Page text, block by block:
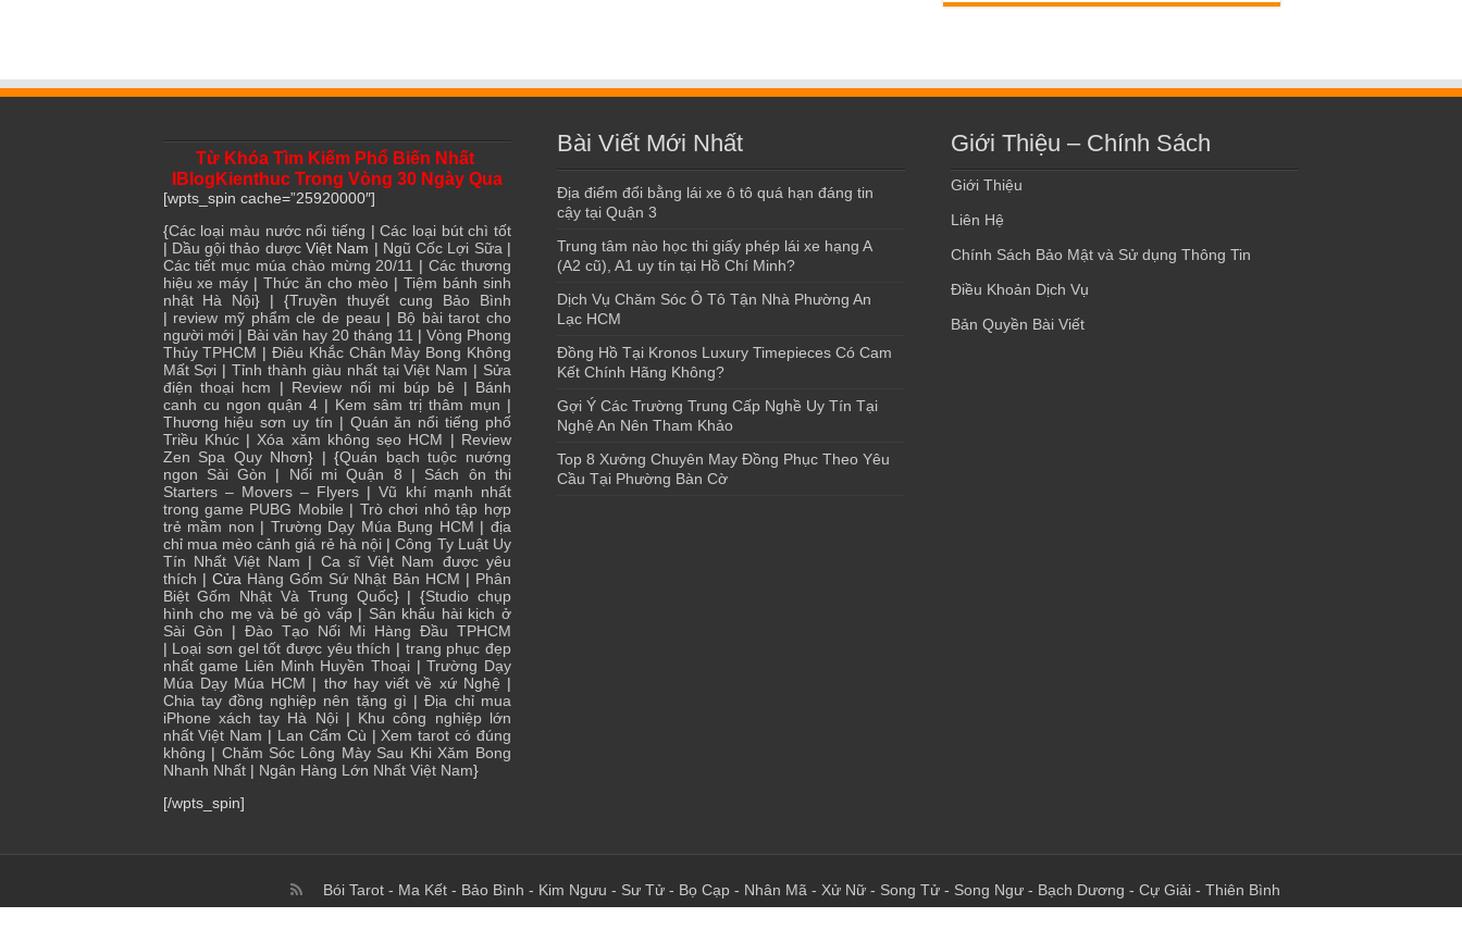
Từ Khóa Tìm Kiếm Phổ Biến Nhất
IBlogKienthuc Trong Vòng 30 Ngày Qua
[wpts_spin cache=”25920000″]
{Các loại màu nước nổi tiếng |Các loại bút chì tốt
| Dầu gội thảo dượcViệt Nam | Ngũ Cốc Lợi Sữa |
Các tiết mục múa chào mừng 20/11 |Các thương
hiệu xe máy |Thức ăn cho mèo |Tiệm bánh sinh
nhật Hà Nội} | {Truyền thuyết cung Bảo Bình
| review mỹ phẩm cle de peau | Bộ bài tarot cho
người mới| Bài văn hay 20 tháng 11 | Vòng Phong
Thủy TPHCM | Điêu Khắc Chân Mày Bong Không
Mất Sợi |Tỉnh thành giàu nhất tại Việt Nam | Sửa
điện thoại hcm | Review nối mi búp bê | Bánh
canh cu ngon quận 4| Kem sâm trị thâm mụn |
Thương hiệu sơn uy tín | Quán ăn nổi tiếng phố
Triều Khúc| Xóa xăm không sẹo HCM | Review
Zen Spa Quy Nhơn} | {Quán bạch tuộc nướng
ngon Sài Gòn | Nối mi Quận 8 | Sách ôn thi
Starters – Movers – Flyers |Vũ khí mạnh nhất
trong game PUBG Mobile | Trò chơi nhỏ tập hợp
trẻ mầm non | Trường Dạy Múa Bụng HCM | địa
chỉ mua mèo cảnh giá rẻ hà nội|Công Ty Luật Uy
Tín Nhất Việt Nam | Ca sĩ Việt Nam được yêu
thích | Cửa Hàng Gốm Sứ Nhật Bản HCM | Phân
Biệt Gốm Nhật Và Trung Quốc} | {Studio chụp
hình cho mẹ và bé gò vấp| Sân khấu hài kịch ở
Sài Gòn | Đào Tạo Nối Mi Hàng Đầu TPHCM
| Loại sơn gel tốt được yêu thích | trang phục đẹp
nhất game Liên Minh Huyền Thoại|Trường Dạy
Múa Dạy Múa HCM | thơ hay viết về xứ Nghệ |
Chia tay đồng nghiệp nên tặng gì |Địa chỉ mua
iPhone xách tay Hà Nội| Khu công nghiệp lớn
nhất Việt Nam | Lan Cẩm Cù | Xem tarot có đúng
không | Chăm Sóc Lông Mày Sau Khi Xăm Bong
Nhanh Nhất| Ngân Hàng Lớn Nhất Việt Nam}
[/wpts_spin]
Bài Viết Mới Nhất
Địa điểm đổi bằng lái xe ô tô quá hạn đáng tin
cậy tại Quận 3
Trung tâm nào học thi giấy phép lái xe hạng A
(A2 cũ), A1 uy tín tại Hồ Chí Minh?
Dịch Vụ Chăm Sóc Ô Tô Tận Nhà Phường An
Lạc HCM
Đồng Hồ Tại Kronos Luxury Timepieces Có Cam
Kết Chính Hãng Không?
Gợi Ý Các Trường Trung Cấp Nghề Uy Tín Tại
Nghệ An Nên Tham Khảo
Top 8 Xưởng Chuyên May Đồng Phục Theo Yêu
Cầu Tại Phường Bàn Cờ
Giới Thiệu – Chính Sách
Giới Thiệu
Liên Hệ
Chính Sách Bảo Mật và Sử dụng Thông Tin
Điều Khoản Dịch Vụ
Bản Quyền Bài Viết
Bói Tarot - Ma Kết - Bảo Bình - Kim Ngưu - Sư Tử - Bọ Cạp - Nhân Mã - Xử Nữ - Song Tử - Song Ngư - Bạch Dương - Cự Giải - Thiên Bình